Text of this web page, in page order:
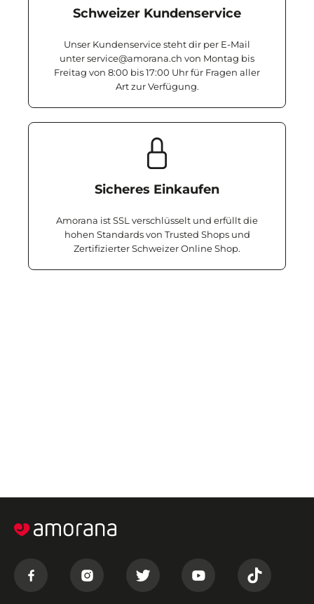
Schweizer Kundenservice
Unser Kundenservice steht dir per E-Mail
unter service@amorana.ch von Montag bis
Freitag von 8:00 bis 17:00 Uhr für Fragen aller
Art zur Verfügung.
Sicheres Einkaufen
Amorana ist SSL verschlüsselt und erfüllt die
hohen Standards von Trusted Shops und
Zertifizierter Schweizer Online Shop.